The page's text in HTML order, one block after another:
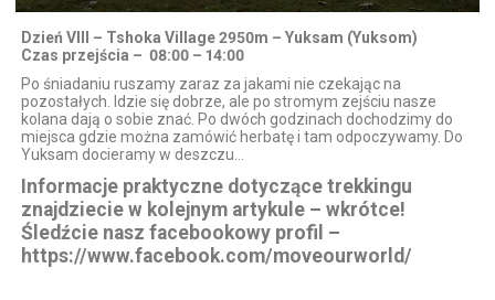
Dzień VIII – Tshoka Village 2950m – Yuksam (Yuksom)
Czas przejścia – 08:00 – 14:00
Po śniadaniu ruszamy zaraz za jakami nie czekając na
pozostałych. Idzie się dobrze, ale po stromym zejściu nasze
kolana dają o sobie znać. Po dwóch godzinach dochodzimy do
miejsca gdzie można zamówić herbatę i tam odpoczywamy. Do
Yuksam docieramy w deszczu…
Informacje praktyczne dotyczące trekkingu
znajdziecie w kolejnym artykule – wkrótce!
Śledźcie nasz facebookowy profil –
https://www.facebook.com/moveourworld/